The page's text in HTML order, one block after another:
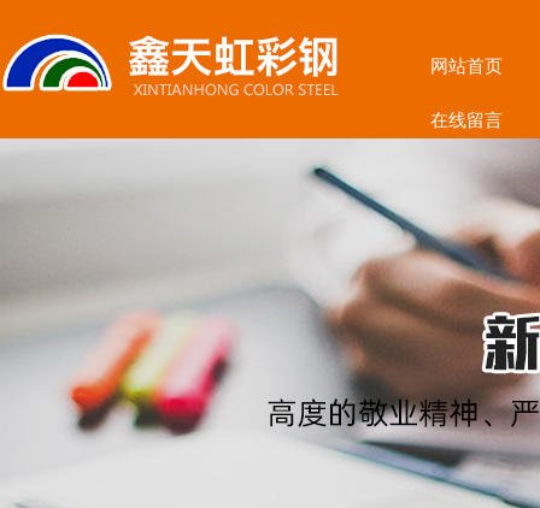
网站首页
在线留言